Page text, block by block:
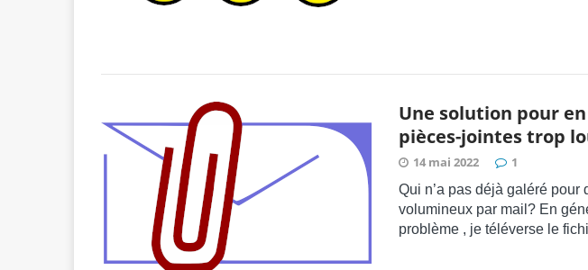
Une solution pour
pièces-jointes trop
14 mai 2022 1
Qui n’a pas déjà galéré pour
volumineux par mail? En
problème , je téléverse le